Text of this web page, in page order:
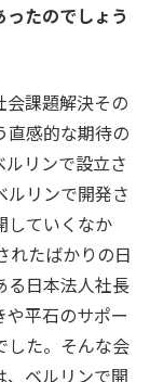
たのでしょう
課題解決その
直感的な期待の
リンで設立さ
ルリンで開発さ
していくなか
れたばかりの日
る日本法人社長
平石のサポー
した。そんな会
、ベルリンで開